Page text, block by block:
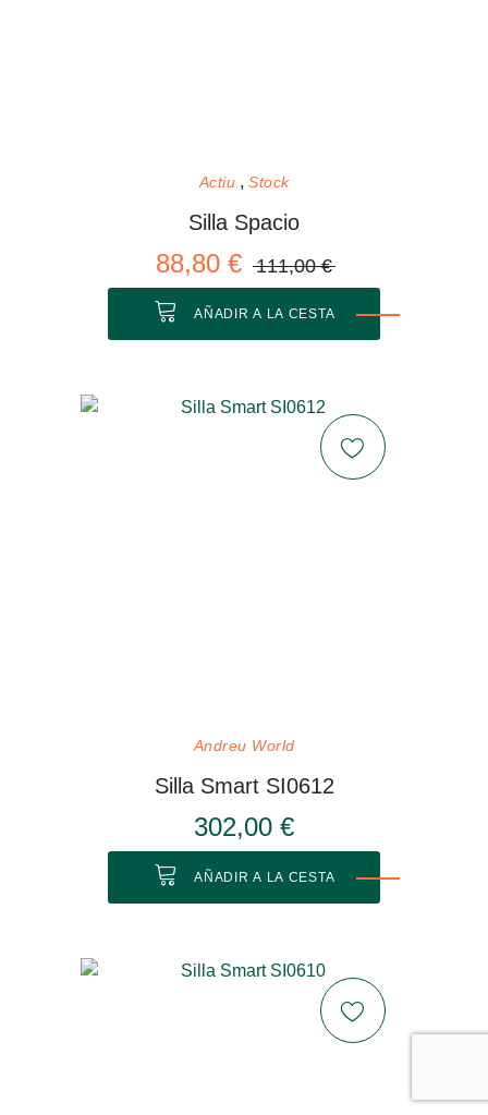
Actiu Stock
Silla Spacio
88,80 € 111,00 €
AÑADIR A LA CESTA
Andreu World
Silla Smart SI0612
302,00 €
AÑADIR A LA CESTA